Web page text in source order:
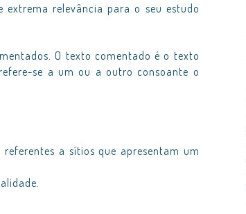
relevância para o seu estudo
O texto comentado é o texto
se a um ou a outro consoante o
a sítios que apresentam um